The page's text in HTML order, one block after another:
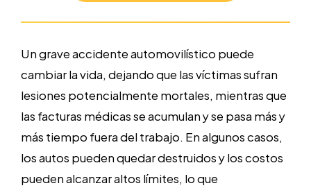
Un grave accidente automovilístico puede
cambiar la vida, dejando que las víctimas sufran
lesiones potencialmente mortales, mientras que
las facturas médicas se acumulan y se pasa más y
más tiempo fuera del trabajo. En algunos casos,
los autos pueden quedar destruidos y los costos
pueden alcanzar altos límites, lo que